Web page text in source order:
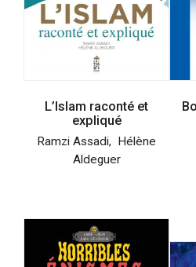
L’Islam raconté et
expliqué
Ramzi Assadi, Hélène
Aldeguer